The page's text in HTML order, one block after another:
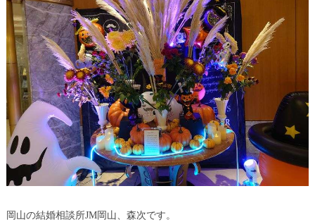
岡山の結婚相談所JM岡山、森次です。